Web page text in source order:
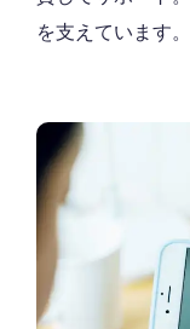
を支えています。